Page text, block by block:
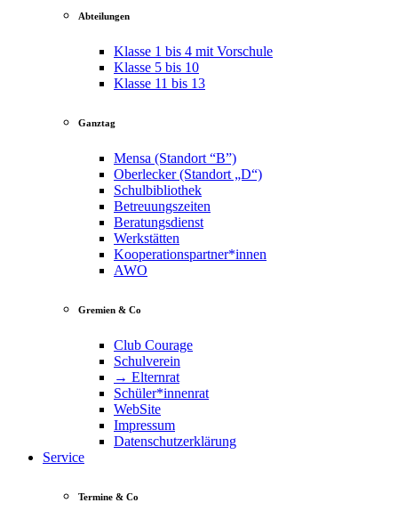
Abteilungen
Klasse 1 bis 4 mit Vorschule
Klasse 5 bis 10
Klasse 11 bis 13
Ganztag
Mensa (Standort “B”)
Oberlecker (Standort „D“)
Schulbibliothek
Betreuungszeiten
Beratungsdienst
Werkstätten
Kooperationspartner*innen
AWO
Gremien & Co
Club Courage
Schulverein
→ Elternrat
Schüler*innenrat
WebSite
Impressum
Datenschutzerklärung
Service
Termine & Co